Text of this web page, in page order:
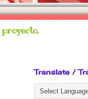
Translate /